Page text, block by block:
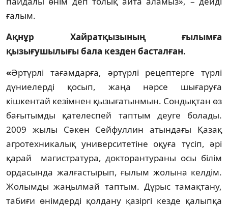
ғалым.
Ақнұр Хайратқызының ғылымға
қызығушылығы бала кезден басталған.
«Әртүрлі тағамдарға, әртүрлі рецептерге түрлі
дүниелерді қосып, жаңа нәрсе шығаруға
кішкентай кезімнен қызығатынмын. Сондықтан өз
бағытымды қателеспей таптым деуге болады.
2009 жылы Сәкен Сейфуллин атындағы Қазақ
агротехникалық университетіне оқуға түсіп, әрі
қарай магистратура, докторантураны осы білім
ордасында жалғастырып, ғылым жолына келдім.
Жолымды жаңылмай таптым. Дұрыс тамақтану,
табиғи өнімдерді қолдану қазіргі кезде қалыпқа